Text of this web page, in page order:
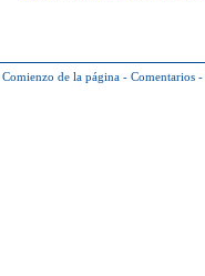
Comienzo de la página - Comentarios -